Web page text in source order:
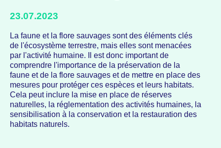
23.07.2023
La faune et la flore sauvages sont des éléments clés
de l'écosystème terrestre, mais elles sont menacées
par l'activité humaine. Il est donc important de
comprendre l'importance de la préservation de la
faune et de la flore sauvages et de mettre en place des
mesures pour protéger ces espèces et leurs habitats.
Cela peut inclure la mise en place de réserves
naturelles, la réglementation des activités humaines, la
sensibilisation à la conservation et la restauration des
habitats naturels.